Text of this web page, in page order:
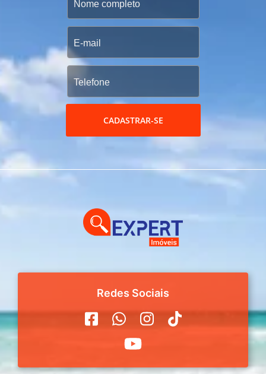
CADASTRAR-SE
Redes Sociais